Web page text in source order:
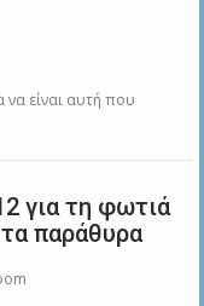
να είναι αυτή που
για τη φωτιά
παράθυρα